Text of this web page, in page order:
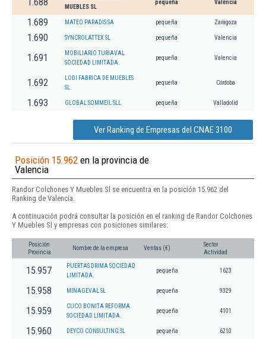
MUEBLES SL
pequeña Valencia
1.689 MATEO PARADIS SA pequeña Zaragoza
1.690 SYNCROLATTEX SL pequeña Valencia
1.691
MOBILIARIO TURIAVAL
SOCIEDAD LIMITADA.
pequeña Valencia
1.692
LODI FABRICA DE MUEBLES
SL.
pequeña Córdoba
1.693 GLOBAL SOMMEIL SLL pequeña Valladolid
Ver Ranking de Empresas del CNAE 3100
Posición 15.962 en la provincia de
Valencia
Randor Colchones Y Muebles Sl se encuentra en la posición 15.962 del
Ranking de Valencia.
A continuación podrá consultar la posición en el ranking de Randor Colchones
Y Muebles Sl y empresas con posiciones similares:
Posición
Provincia
Nombre de la empresa Ventas (€)
Sector
Actividad
15.957
PUERTAS DRIMA SOCIEDAD
LIMITADA.
pequeña 1623
15.958 MINAGEVAL SL pequeña 9329
15.959
CUCO BONITA REFORMA
SOCIEDAD LIMITADA.
pequeña 4101
15.960 DEYCO CONSULTING SL pequeña 6210